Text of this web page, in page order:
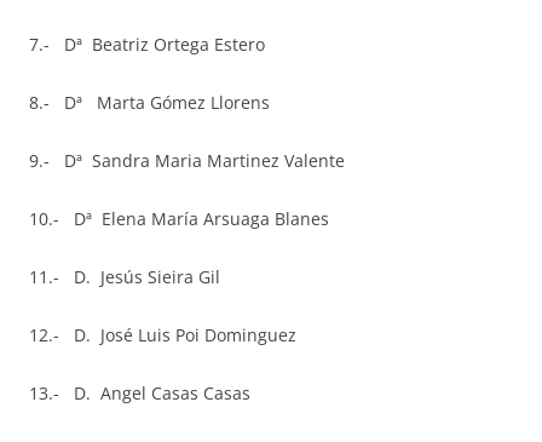
7.- Dª Beatriz Ortega Estero
8.- Dª Marta Gómez Llorens
9.- Dª Sandra Maria Martinez Valente
10.- Dª Elena María Arsuaga Blanes
11.- D. Jesús Sieira Gil
12.- D. José Luis Poi Dominguez
13.- D. Angel Casas Casas